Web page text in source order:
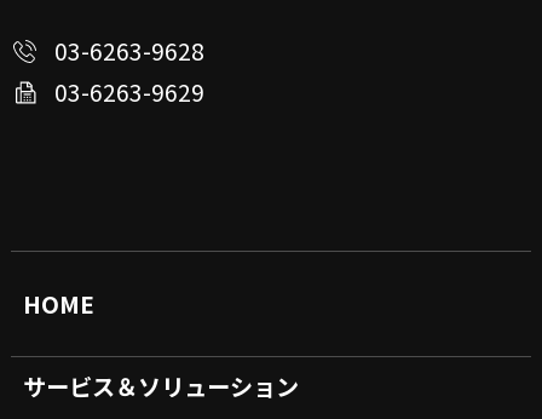
03-6263-9628
03-6263-9629
HOME
サービス＆ソリューション